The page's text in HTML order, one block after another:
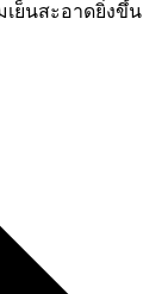
ย็นสะอาดยิ่งขึ้น